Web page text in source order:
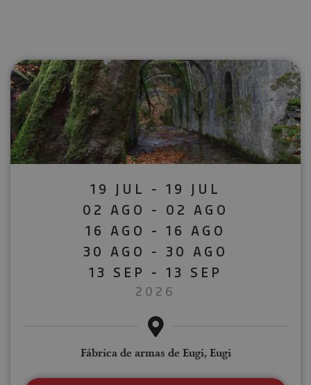
19 JUL - 19 JUL
02 AGO - 02 AGO
16 AGO - 16 AGO
30 AGO - 30 AGO
13 SEP - 13 SEP
2026
Fábrica de armas de Eugi, Eugi